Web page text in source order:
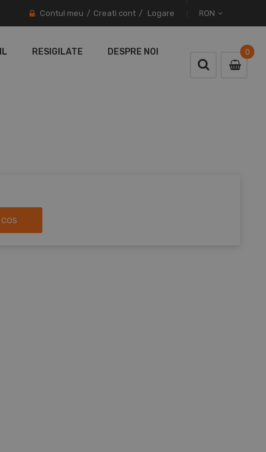
RON
Contul meu Creati cont Logare
RESIGILATE DESPRE NOI
0
0